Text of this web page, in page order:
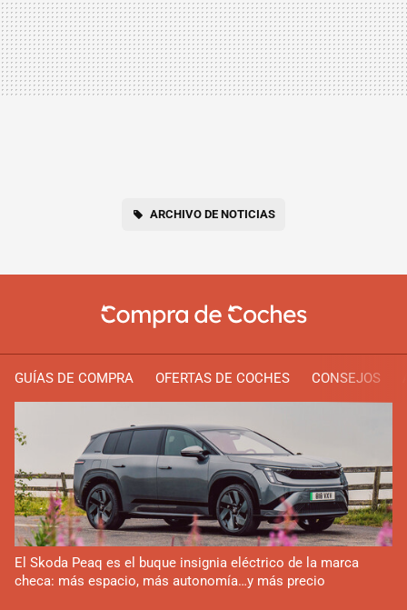
ARCHIVO DE NOTICIAS
GUÍAS DE COMPRA OFERTAS DE COCHES CONSEJOS
El Skoda Peaq es el buque insignia eléctrico de la marca
checa: más espacio, más autonomía…y más precio